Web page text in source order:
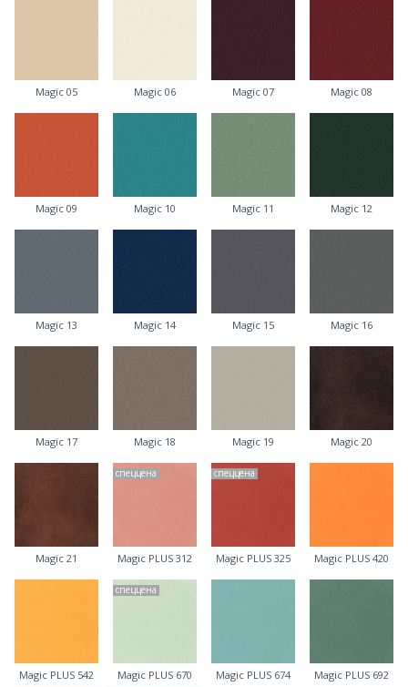
Magic 05 Magic 06 Magic 07 Magic 08
Magic 09 Magic 10 Magic 11 Magic 12
Magic 13 Magic 14 Magic 15 Magic 16
Magic 17 Magic 18 Magic 19 Magic 20
Magic 21
спеццена
Magic PLUS 312
спеццена
Magic PLUS 325 Magic PLUS 420
Magic PLUS 542
спеццена
Magic PLUS 670 Magic PLUS 674 Magic PLUS 692